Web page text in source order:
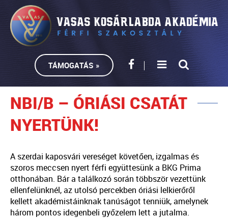
TÁMOGATÁS »
NBI/B – ÓRIÁSI CSATÁT
NYERTÜNK!
A szerdai kaposvári vereséget követően, izgalmas és
szoros meccsen nyert férfi együttesünk a BKG Prima
otthonában. Bár a találkozó során többször vezettünk
ellenfelünknél, az utolsó percekben óriási lelkierőről
kellett akadémistáinknak tanúságot tenniük, amelynek
három pontos idegenbeli győzelem lett a jutalma.